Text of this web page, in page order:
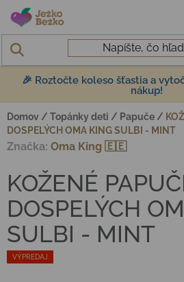
Prejsť na obsah
🎉 Roztočte koleso šťastia a
nákup!
Domov / Topánky deti / Papuče /
DOSPELÝCH OMA KING SULBI - MINT
VÝPREDAJ
KOŽENÉ
DOSPELÝCH
SULBI - MINT
Značka: Oma King 🇪🇪